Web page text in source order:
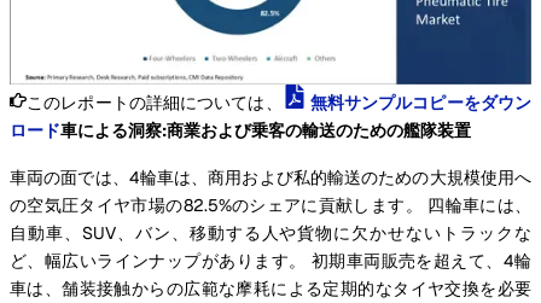
このレポートの詳細については、
無料サンプルコピーをダウン
ロード車による洞察:商業および乗客の輸送のための艦隊装置
車両の面では、4輪車は、商用および私的輸送のための大規模使用へ
の空気圧タイヤ市場の82.5%のシェアに貢献します。 四輪車には、
自動車、SUV、バン、移動する人や貨物に欠かせないトラックな
ど、幅広いラインナップがあります。 初期車両販売を超えて、4輪
車は、舗装接触からの広範な摩耗による定期的なタイヤ交換を必要